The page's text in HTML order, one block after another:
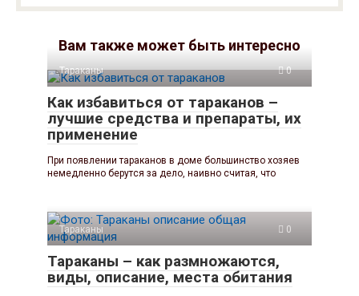
Вам также может быть интересно
Тараканы 0
Как избавиться от тараканов –
лучшие средства и препараты, их
применение
При появлении тараканов в доме большинство хозяев
немедленно берутся за дело, наивно считая, что
Тараканы 0
Тараканы – как размножаются,
виды, описание, места обитания